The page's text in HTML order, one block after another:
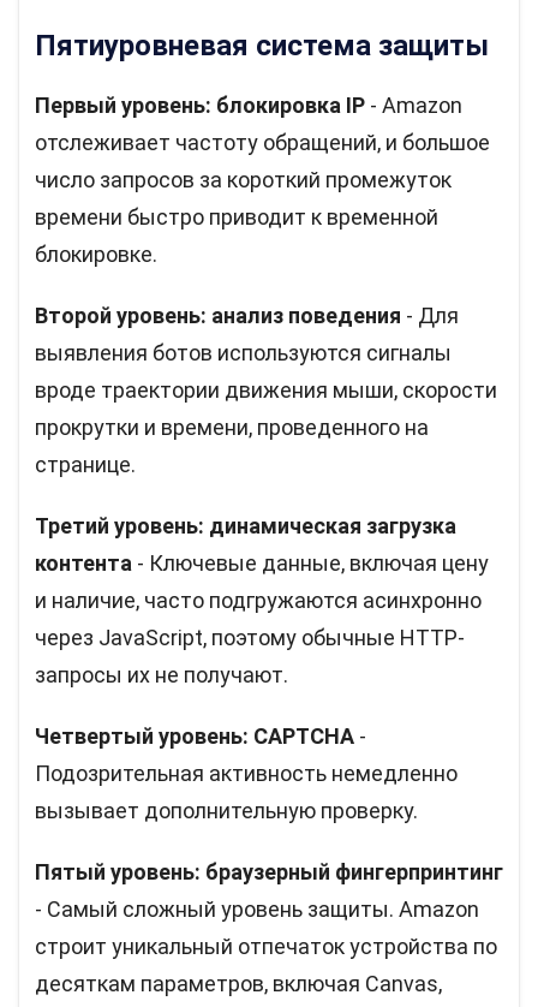
Пятиуровневая система защиты
Первый уровень: блокировка IP- Amazon
отслеживает частоту обращений, и большое
число запросов за короткий промежуток
времени быстро приводит к временной
блокировке.
Второй уровень: анализ поведения - Для
выявления ботов используются сигналы
вроде траектории движения мыши, скорости
прокрутки и времени, проведенного на
странице.
Третий уровень: динамическая загрузка
контента - Ключевые данные, включая цену
и наличие, часто подгружаются асинхронно
через JavaScript, поэтому обычные HTTP-
запросы их не получают.
Четвертый уровень: CAPTCHA-
Подозрительная активность немедленно
вызывает дополнительную проверку.
Пятый уровень: браузерный фингерпринтинг
- Самый сложный уровень защиты. Amazon
строит уникальный отпечаток устройства по
десяткам параметров, включая Canvas,